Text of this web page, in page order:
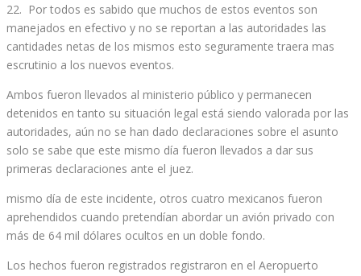
22. Por todos es sabido que muchos de estos eventos son
manejados en efectivo y no se reportan a las autoridades las
cantidades netas de los mismos esto seguramente traera mas
escrutinio a los nuevos eventos.
Ambos fueron llevados al ministerio público y permanecen
detenidos en tanto su situación legal está siendo valorada por las
autoridades, aún no se han dado declaraciones sobre el asunto
solo se sabe que este mismo día fueron llevados a dar sus
primeras declaraciones ante el juez.
mismo día de este incidente, otros cuatro mexicanos fueron
aprehendidos cuando pretendían abordar un avión privado con
más de 64 mil dólares ocultos en un doble fondo.
Los hechos fueron registrados registraron en el Aeropuerto